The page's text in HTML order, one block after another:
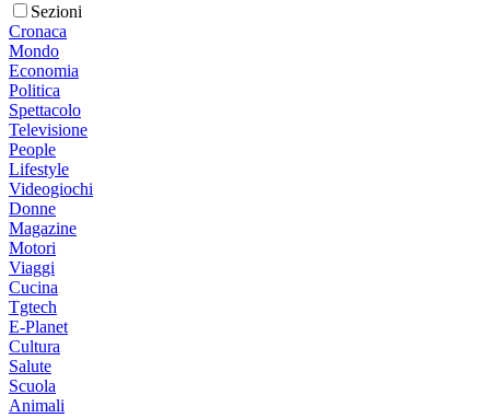
Sezioni
Cronaca
Mondo
Economia
Politica
Spettacolo
Televisione
People
Lifestyle
Videogiochi
Donne
Magazine
Motori
Viaggi
Cucina
Tgtech
E-Planet
Cultura
Salute
Scuola
Animali